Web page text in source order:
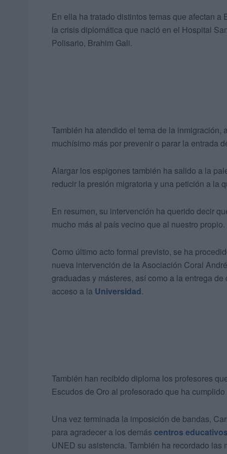
En ella ha tratado distintos temas que afectan
la crisis diplomática que nació en el Hospital
Polisario, Brahim Gali.
También ha atendido el tema de la inmigración,
muchísimo más por prevenir o parar la entrada
Alargar los espigones también ha salido a la
reducir la presión migratoria y una petición a la
En resumen, su intervención ha querido decir
mucho más al país vecino que al nuestro propio.
Como último acto formal previsto, se ha
nueva intervención de la Asociación Coral
graduadas y másteres, así como a la entrega
acceso a la Universidad.
También han recibido diploma los profesores
Escudos de Oro al profesorado que ha
Una vez terminada la imposición de bandas,
para agradecer a los demás centros educativos
UNED su asistencia. También ha recordado